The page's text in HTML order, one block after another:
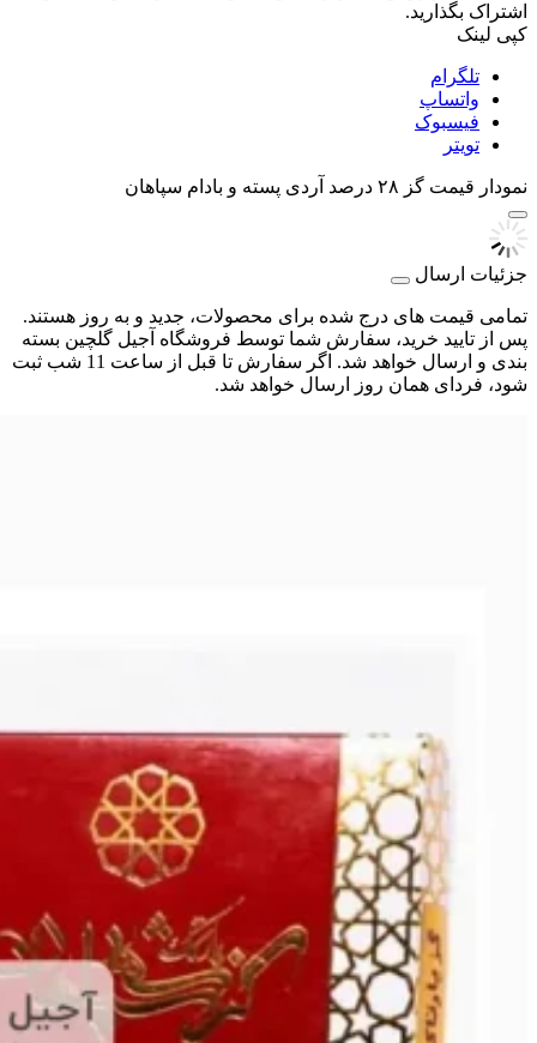
اشتراک بگذارید.
کپی لینک
تلگرام
واتساپ
فیسبوک
تویتر
نمودار قیمت گز ۲۸ درصد آردی پسته و بادام سپاهان
جزئیات ارسال
تمامی قیمت های درج شده برای محصولات، جدید و به روز هستند.
پس از تایید خرید، سفارش شما توسط فروشگاه آجیل گلچین بسته
بندی و ارسال خواهد شد. اگر سفارش تا قبل از ساعت 11 شب ثبت
شود، فردای همان روز ارسال خواهد شد.